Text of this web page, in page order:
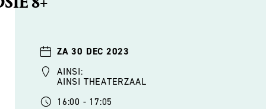
ZA 30 DEC 2023
AINSI:
AINSI THEATERZAAL
16:00 - 17:05